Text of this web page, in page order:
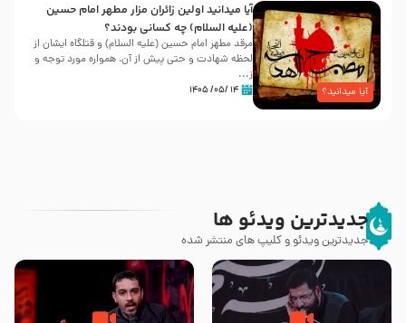
آیا میدانید؟
آیا میدانید اولین زائران مزار مطهر امام حسین
(علیه السلام) چه کسانی بودند؟
مرقد مطهر امام حسین (علیه السلام) و قتلگاه ایشان از
لحظه شهادت و حتی پیش از آن، همواره مورد توجه و
ز...
۱۴ /۰۵/ ۱۴۰۵
جدیدترین ویدئو ها
جدیدترین ویدئو و کلیپ های منتشر شده